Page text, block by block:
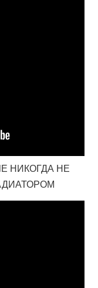
НИКОГДА НЕ